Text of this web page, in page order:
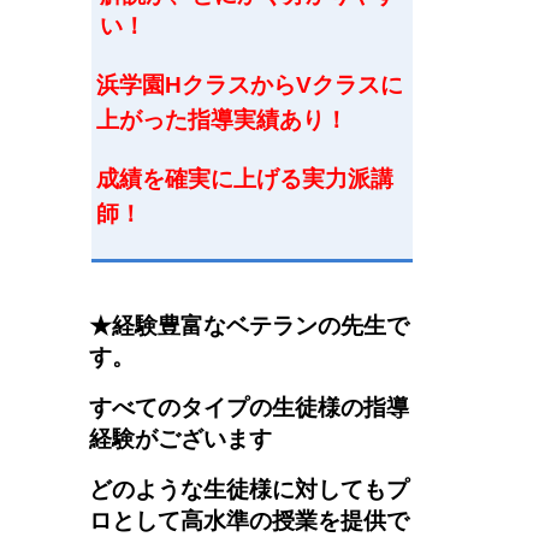
い！
浜学園HクラスからVクラスに
上がった指導実績あり！
成績を確実に上げる実力派講
師 ！
★経験豊富なベテランの先生で
す。
すべてのタイプの生徒様の指導
経験がございます
どのような生徒様に対してもプ
ロとして高水準の授業を提供で